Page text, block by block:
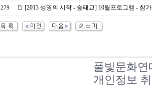
279 [2013 생명의 시작 - 숲태교] 10월프로그램 - 참
풀빛문화연
개인정보